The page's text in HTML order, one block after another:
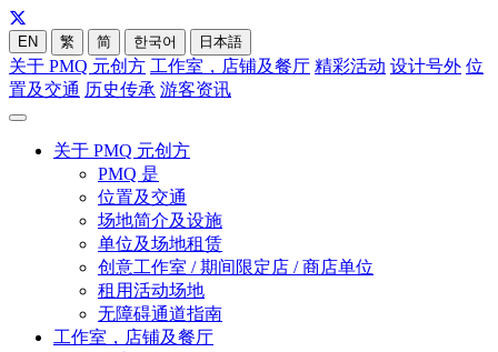
EN 繁 简 한국어 日本語
关于 PMQ 元创方 工作室，店铺及餐厅 精彩活动 设计号外 位
置及交通 历史传承 游客资讯
关于 PMQ 元创方
PMQ 是
位置及交通
场地简介及设施
单位及场地租赁
创意工作室 / 期间限定店 / 商店单位
租用活动场地
无障碍通道指南
工作室，店铺及餐厅